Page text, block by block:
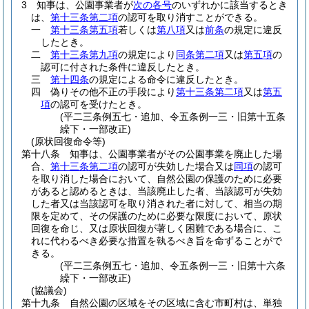
3
知事は、公園事業者が次の各号のいずれかに該当するとき
は、 第十三条第二項の認可を取り消すことができる。
一
第十三条第五項若しくは第八項又は前条の規定に違反
したとき。
二
第十三条第九項の規定により 同条第二項又は第五項の
認可に付された条件に違反したとき。
三
第十四条の規定による命令に違反したとき。
四
偽りその他不正の手段により第十三条第二項又は第五
項の認可を受けたとき。
(平二三条例五七・追加、令五条例一三・旧第十五条
繰下・一部改正)
(原状回復命令等)
第十八条
知事は、公園事業者がその公園事業を廃止した場
合、 第十三条第二項の認可が失効した場合又は同項の認可
を取り消した場合において、自然公園の保護のために必要
があると認めるときは、当該廃止した者、当該認可が失効
した者又は当該認可を取り消された者に対して、相当の期
限を定めて、その保護のために必要な限度において、原状
回復を命じ、又は原状回復が著しく困難である場合に、こ
れに代わるべき必要な措置を執るべき旨を命ずることがで
きる。
(平二三条例五七・追加、令五条例一三・旧第十六条
繰下・一部改正)
(協議会)
第十九条
自然公園の区域をその区域に含む市町村は、単独